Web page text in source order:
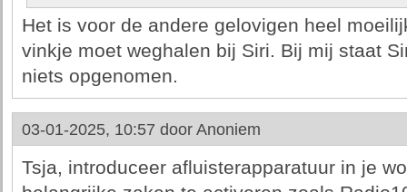
Het is voor de andere gelovigen heel
vinkje moet weghalen bij Siri. Bij mij staat
niets opgenomen.
03-01-2025, 10:57 door Anoniem
Tsja, introduceer afluisterapparatuur in je